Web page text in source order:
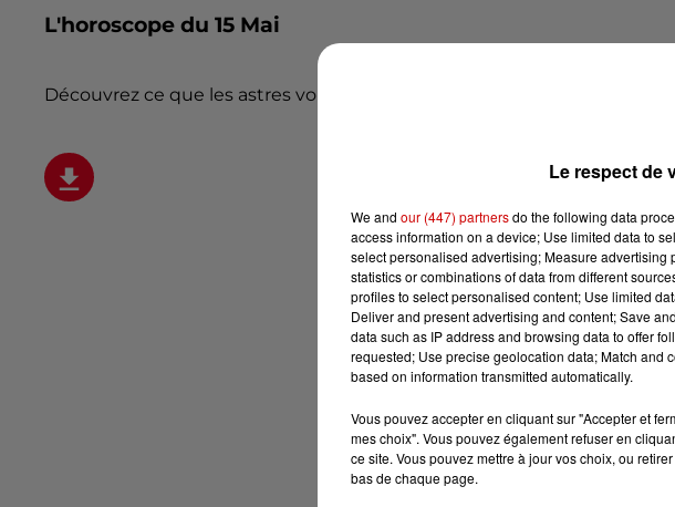
L'horoscope du 15 Mai
Découvrez ce que les astres vous réservent aujourd'hui !
Le respect de
We and our (447) partnersdo the following data
access information on a device; Use limited data to
select personalised advertising; Measure
statistics or combinations of data from different
profiles to select personalised content; Use limited
Deliver and present advertising and content; Save
data such as IP address and browsing data to offer
requested; Use precise geolocation data; Match and
based on information transmitted automatically.
Vous pouvez accepter en cliquant sur "Accepter et
mes choix". Vous pouvez également refuser en
ce site. Vous pouvez mettre à jour vos choix, ou
bas de chaque page.